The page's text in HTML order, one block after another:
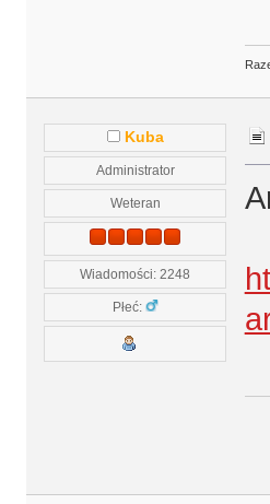
Kuba
Administrator
Weteran
Wiadomości: 2248
Płeć: